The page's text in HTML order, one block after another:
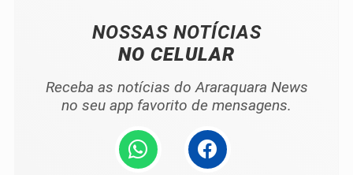
NOSSAS NOTÍCIAS
NO CELULAR
Receba as notícias do Araraquara News
no seu app favorito de mensagens.